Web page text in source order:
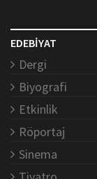
EDEBİYAT
Dergi
Biyografi
Etkinlik
Röportaj
Sinema